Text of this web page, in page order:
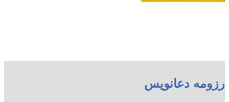
رزومه دعانویس